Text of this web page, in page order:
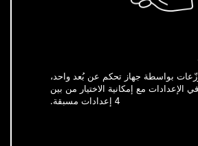
بواسطة جهاز تحكم عن بُعد واحد،
الإعدادات مع إمكانية الاختيار من بين
4 إعدادات مسبقة.